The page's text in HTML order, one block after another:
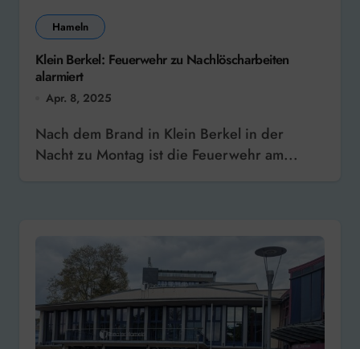
Hameln
Klein Berkel: Feuerwehr zu Nachlöscharbeiten
alarmiert
Apr. 8, 2025
Nach dem Brand in Klein Berkel in der
Nacht zu Montag ist die Feuerwehr am...